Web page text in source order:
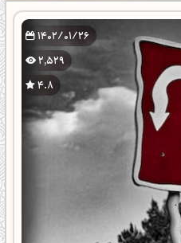
1402/01/26
2,529
4.8